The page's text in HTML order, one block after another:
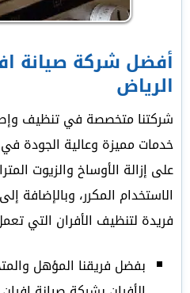
أفضل شركة صيانة
الرياض
شركتنا متخصصة في تنظيف
خدمات مميزة وعالية الجودة
على إزالة الأوساخ والزيوت
الاستخدام المكرر، وبالإضافة
فريدة لتنظيف الأفران التي
بفضل فريقنا المؤهل